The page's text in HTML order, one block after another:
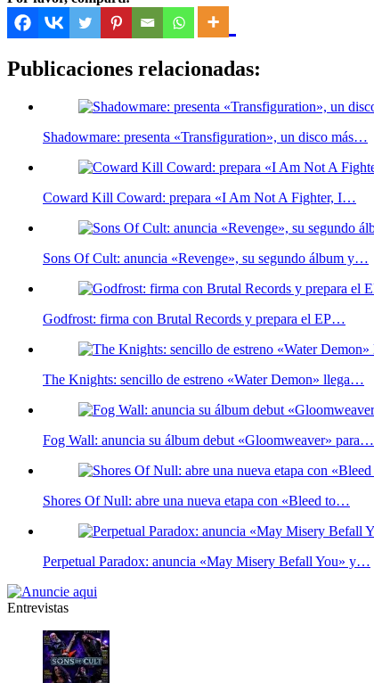
Publicaciones relacionadas:
Shadowmare: presenta «Transfiguration», un disco más…
Coward Kill Coward: prepara «I Am Not A Fighter, I…
Sons Of Cult: anuncia «Revenge», su segundo álbum y…
Godfrost: firma con Brutal Records y prepara el EP…
The Knights: sencillo de estreno «Water Demon» llega…
Fog Wall: anuncia su álbum debut «Gloomweaver» para…
Shores Of Null: abre una nueva etapa con «Bleed to…
Perpetual Paradox: anuncia «May Misery Befall You» y…
Entrevistas